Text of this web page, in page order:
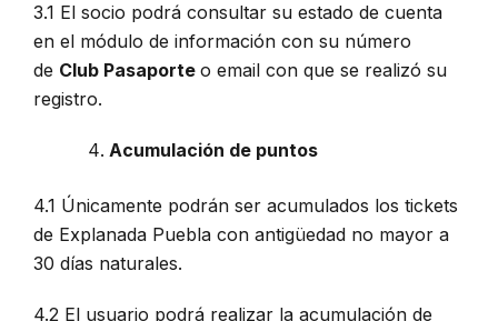
3.1 El socio podrá consultar su estado de cuenta
en el módulo de información con su número
de Club Pasaporte o email con que se realizó su
registro.
Acumulación de puntos
4.1 Únicamente podrán ser acumulados los tickets
de Explanada Puebla con antigüedad no mayor a
30 días naturales.
4.2 El usuario podrá realizar la acumulación de